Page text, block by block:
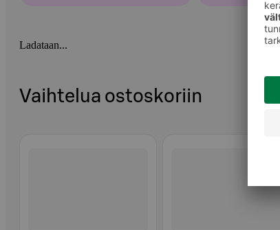
Ladataan...
Vaihtelua ostoskoriin